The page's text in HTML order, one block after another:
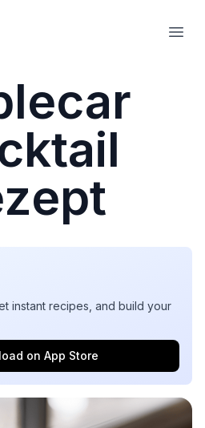
instant recipes, and build your
on App Store